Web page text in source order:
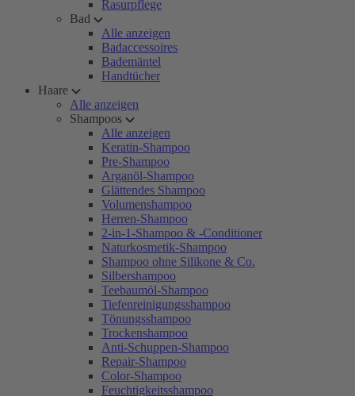
Rasurpflege
Bad
Alle anzeigen
Badaccessoires
Bademäntel
Handtücher
Haare
Alle anzeigen
Shampoos
Alle anzeigen
Keratin-Shampoo
Pre-Shampoo
Arganöl-Shampoo
Glättendes Shampoo
Volumenshampoo
Herren-Shampoo
2-in-1-Shampoo & -Conditioner
Naturkosmetik-Shampoo
Shampoo ohne Silikone & Co.
Silbershampoo
Teebaumöl-Shampoo
Tiefenreinigungsshampoo
Tönungsshampoo
Trockenshampoo
Anti-Schuppen-Shampoo
Repair-Shampoo
Color-Shampoo
Feuchtigkeitsshampoo